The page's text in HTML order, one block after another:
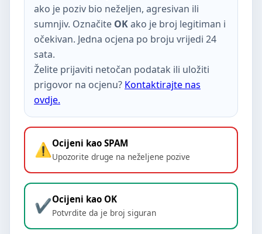
ako je poziv bio neželjen, agresivan ili
sumnjiv. Označite OKako je broj legitiman i
očekivan. Jedna ocjena po broju vrijedi 24
sata.
Želite prijaviti netočan podatak ili uložiti
prigovor na ocjenu? Kontaktirajte nas
ovdje.
Ocijeni kao SPAM
Upozorite druge na neželjene pozive
Ocijeni kao OK
Potvrdite da je broj siguran